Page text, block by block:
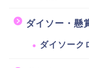
ダイソー・懸
ダイソーク